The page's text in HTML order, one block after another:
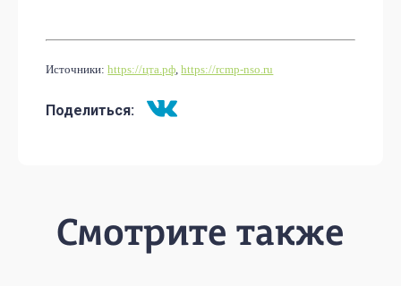
Источники:https://цта.рф,https://rcmp-nso.ru
Поделиться:
Смотрите также